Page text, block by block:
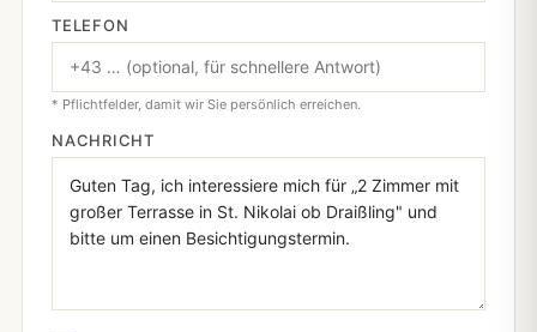
TELEFON
* Pflichtfelder, damit wir Sie persönlich erreichen.
NACHRICHT